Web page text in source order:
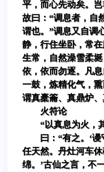
平，而心先动矣。
故曰：“调息者，自
谓也。”调息又自调
静，行住坐卧，常
生常，自然澡雪柔
依，依而勿逐。凡
一鼓，炼精化气，
谓真橐籥、真鼎炉
火符论
“以真息为火，
曰：“有之。‘
任天然。丹灶河车
绵。’古仙之言，不